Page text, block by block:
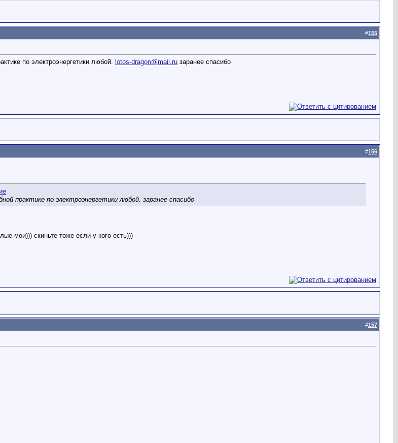
#155
по электроэнергетики любой. lotos-dragon@mail.ru заранее спасибо
#156
практике по электроэнергетики любой. заранее спасибо
мои))) скиньте тоже если у кого есть)))
#157